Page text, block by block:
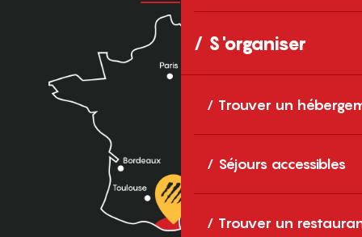
S'organiser
Trouver un
Séjours accessibles
Trouver un